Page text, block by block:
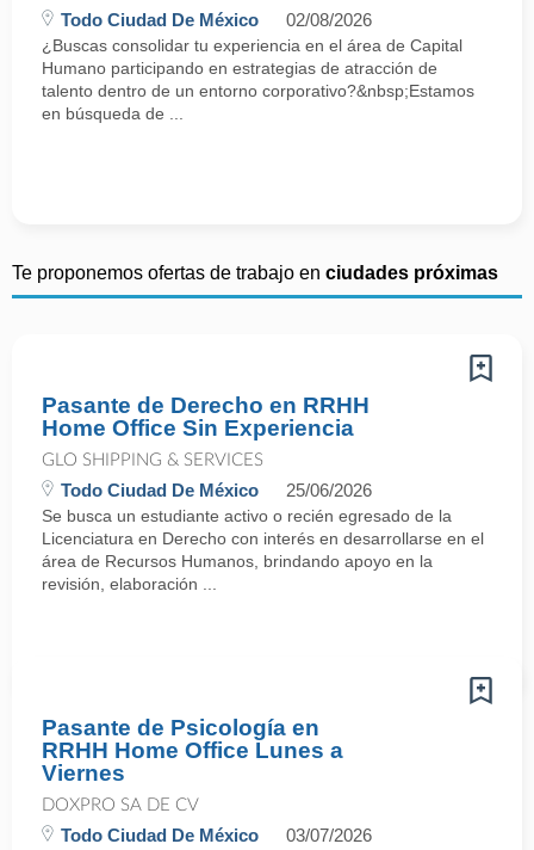
Todo Ciudad De México 02/08/2026
¿Buscas consolidar tu experiencia en el área de Capital
Humano participando en estrategias de atracción de
talento dentro de un entorno corporativo?&nbsp;Estamos
en búsqueda de ...
Te proponemos ofertas de trabajo en ciudades próximas
Pasante de Derecho en RRHH
Home Office Sin Experiencia
GLO SHIPPING & SERVICES
Todo Ciudad De México 25/06/2026
Se busca un estudiante activo o recién egresado de la
Licenciatura en Derecho con interés en desarrollarse en el
área de Recursos Humanos, brindando apoyo en la
revisión, elaboración ...
Pasante de Psicología en
RRHH Home Office Lunes a
Viernes
DOXPRO SA DE CV
Todo Ciudad De México 03/07/2026